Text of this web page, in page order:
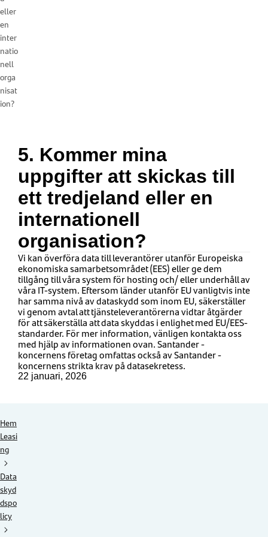
eller
en
inter
natio
nell
orga
nisat
ion?
5. Kommer mina
uppgifter att skickas till
ett tredjeland eller en
internationell
organisation?
Vi kan överföra data till leverantörer utanför Europeiska
ekonomiska samarbetsområdet (EES) eller ge dem
tillgång till våra system för hosting och/ eller underhåll av
våra IT-system. Eftersom länder utanför EU vanligtvis inte
har samma nivå av dataskydd som inom EU, säkerställer
vi genom avtal att tjänsteleverantörerna vidtar åtgärder
för att säkerställa att data skyddas i enlighet med EU/EES-
standarder. För mer information, vänligen kontakta oss
med hjälp av informationen ovan. Santander -
koncernens företag omfattas också av Santander -
koncernens strikta krav på datasekretess.
22 januari, 2026
Hem
Leasi
ng
Data
skyd
dspo
licy